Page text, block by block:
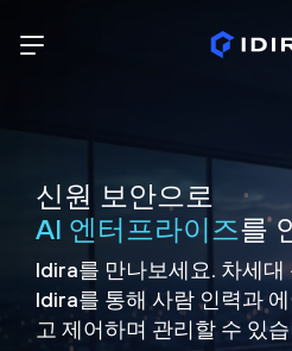
신원 보안으로
AI 엔터프라이즈를
Idira를 만나보세요. 차세
Idira를 통해 사람 인력과
고 제어하며 관리할 수 있